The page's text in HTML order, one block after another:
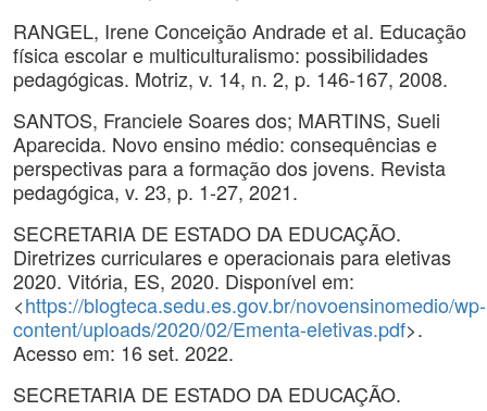
RANGEL, Irene Conceição Andrade et al. Educação
física escolar e multiculturalismo: possibilidades
pedagógicas. Motriz, v. 14, n. 2, p. 146-167, 2008.
SANTOS, Franciele Soares dos; MARTINS, Sueli
Aparecida. Novo ensino médio: consequências e
perspectivas para a formação dos jovens. Revista
pedagógica, v. 23, p. 1-27, 2021.
SECRETARIA DE ESTADO DA EDUCAÇÃO.
Diretrizes curriculares e operacionais para eletivas
2020. Vitória, ES, 2020. Disponível em:
<https://blogteca.sedu.es.gov.br/novoensinomedio/wp-
content/uploads/2020/02/Ementa-eletivas.pdf>.
Acesso em: 16 set. 2022.
SECRETARIA DE ESTADO DA EDUCAÇÃO.